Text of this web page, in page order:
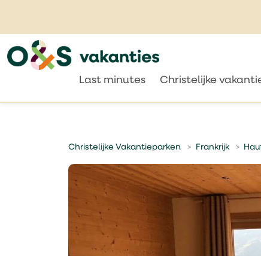
Last minutes Christelijke
Christelijke Vakantieparken Frankrijk